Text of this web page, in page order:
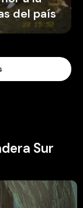
del país
Sur